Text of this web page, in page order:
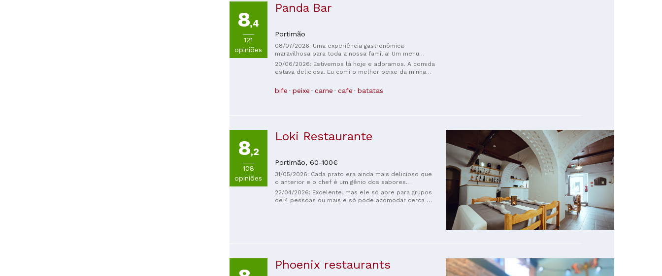
8,4
121
opiniões
Panda Bar
Portimão
08/07/2026: Uma experiência gastronômica
maravilhosa para toda a nossa família! Um menu
delicioso que inclui pão, azeitonas, café e
sobremesa. O salmão e o cheesecake estavam
deliciosos – e nada melhor para terminar um jantar
do Porto! Serviço bilíngue excelente!!!
20/06/2026: Estivemos lá hoje e adoramos. A comida
estava deliciosa. Eu comi o melhor peixe da minha
sobremesa, pedimos mousse de chocolate e bolo
de biscoito Biscoff. O garçom foi muito simpático e
bife peixe carne cafe batatas
8,2
108
opiniões
Loki Restaurante
Portimão, 60-100€
31/05/2026: Cada prato era ainda mais delicioso que
o anterior e o chef é um gênio dos sabores.
Recomendo sem dúvida, a experiência gastronômica
mais singular da região. 5 estrelas!
22/04/2026: Excelente, mas ele só abre para grupos
de 4 pessoas ou mais e só pode acomodar cerca de
Phoenix restaurants